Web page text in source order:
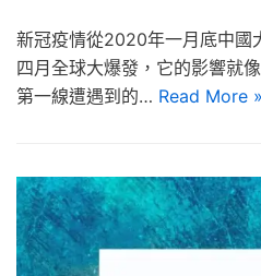
新冠疫情從2020年一月底中國
四月全球大爆發，它的影響就
第一線遭遇到的… Read More »